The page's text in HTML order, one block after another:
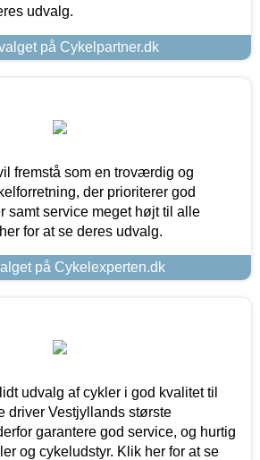
udvalg.
på Cykelpartner.dk
fremstå som en troværdig og
der prioriterer god
samt service meget højt til alle
for at se deres udvalg.
på Cykelexperten.dk
udvalg af cykler i god kvalitet til
driver Vestjyllands største
garantere god service, og hurtig
og cykeludstyr. Klik her for at se